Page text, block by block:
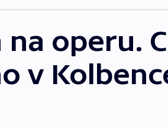
na operu.
v